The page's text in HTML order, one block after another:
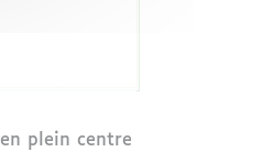
plein centre